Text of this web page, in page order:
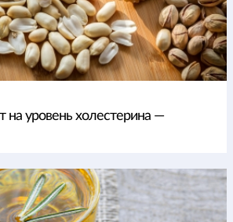
на уровень холестерина —